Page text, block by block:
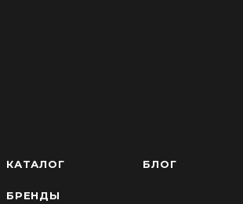
КАТАЛОГ
БРЕНДЫ
БЛОГ